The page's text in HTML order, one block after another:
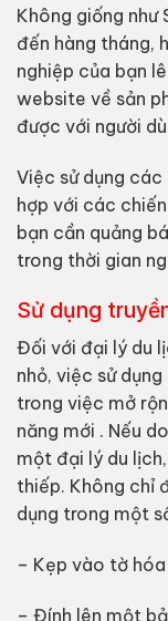
Không giống như
đến hàng tháng,
nghiệp của bạn
website về sản
được với người
Việc sử dụng
hợp với các
bạn cần quảng
trong thời gian
Sử dụng
Đối với đại lý du
nhỏ, việc sử
trong việc mở
năng mới . Nếu
một đại lý du
thiếp. Không chỉ
dụng trong một
– Kẹp vào tờ
– Đính lên một